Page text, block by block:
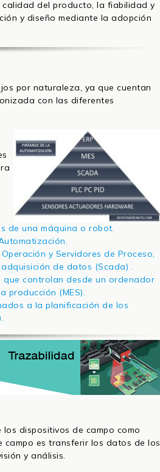
del producto, la fiabilidad y
y diseño mediante la adopción
por naturaleza, ya que cuentan
con las diferentes
de una máquina o robot.
y Servidores de Proceso,
de datos (Scada) .
que controlan desde un ordenador
producción (MES).
a la planificación de los
dispositivos de campo como
campo es transferir los datos de los
y análisis.